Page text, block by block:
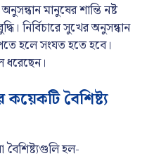
মানুষের শান্তি নষ্ট
নির্বিচারে সুখের অনুসন্ধান
হলে সংযত হতে হবে।
বৈশিষ্ট্য
হল-